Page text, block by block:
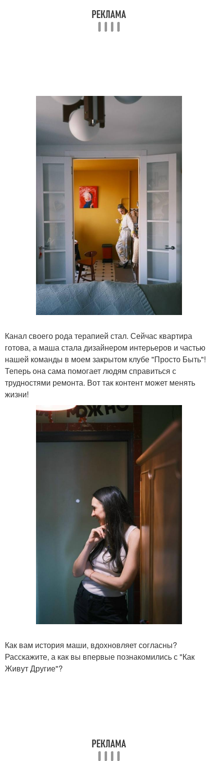
Канал своего рода терапией стал. Сейчас квартира
готова, а маша стала дизайнером интерьеров и частью
нашей команды в моем закрытом клубе "Просто Быть"!
Теперь она сама помогает людям справиться с
трудностями ремонта. Вот так контент может менять
жизни!
Как вам история маши, вдохновляет согласны?
Расскажите, а как вы впервые познакомились с "Как
Живут Другие"?